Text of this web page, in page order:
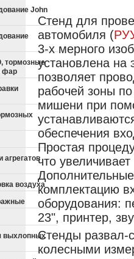
John
тормозные
фар
воздуха
выхлопных
Стенд для
автомобиля (
3-х мерного
установлена на
позволяет
рабочей зоны
мишени при
обеспечения
Простая
что
комплектацию
оборудования:
23", принтер,
Стенды развал-
колесными